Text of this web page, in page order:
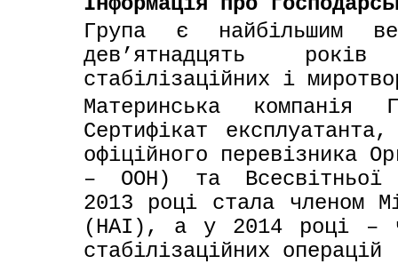
Група є найбільшим
дев’ятнадцять
стабілізаційних і
Материнська
Сертифікат
офіційного перевізника
– ООН) та Всесвітньої
2013 році стала членом
(HAI), а у 2014 році –
стабілізаційних